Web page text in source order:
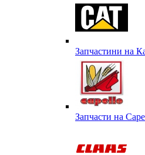
Запчастини на
Запчасти на